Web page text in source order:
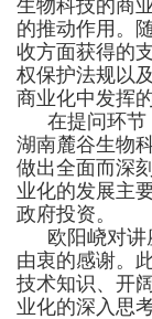
生物科技的商
的推动作用。
收方面获得的
权保护法规以
商业化中发挥
在提问环节
湖南麓谷生物
做出全面而深
业化的发展主
政府投资。
欧阳峣对
由衷的感谢。
技术知识、开
业化的深入思考